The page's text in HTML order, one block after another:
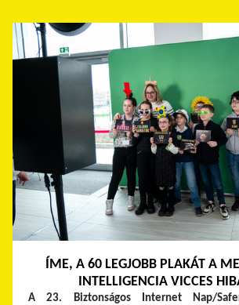
ÍME, A 60 LEGJOBB PLAKÁT A
INTELLIGENCIA VICCES
A 23. Biztonságos Internet Nap/